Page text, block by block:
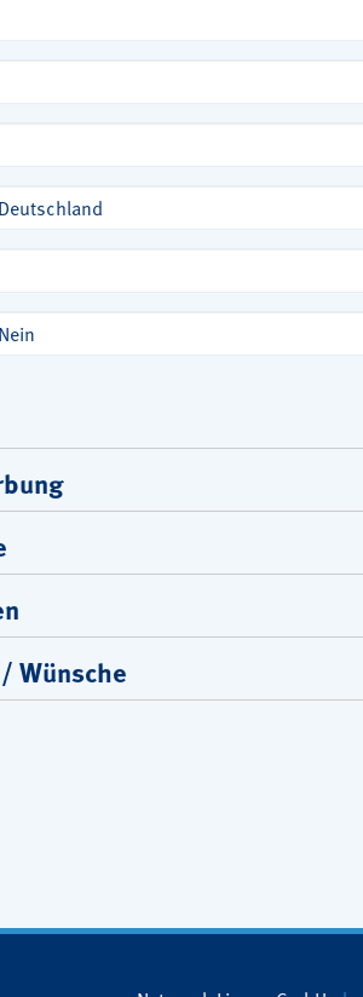
Deutschland
Nein
Wünsche